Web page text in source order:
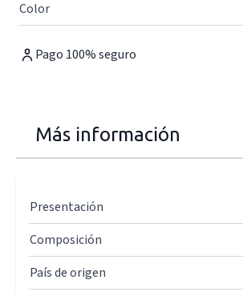
Color
Pago 100% seguro
Más información
Presentación
Composición
País de origen